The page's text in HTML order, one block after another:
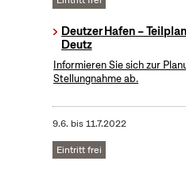
Deutzer Hafen –
Deutz
Informieren Sie sich zur
Stellungnahme ab.
9.6. bis11.7.2022
Eintritt frei